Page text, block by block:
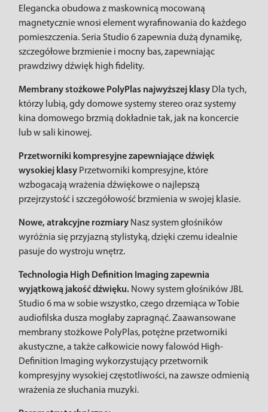
Elegancka obudowa z maskownicą mocowaną
magnetycznie wnosi element wyrafinowania do każdego
pomieszczenia. Seria Studio 6 zapewnia dużą dynamikę,
szczegółowe brzmienie i mocny bas, zapewniając
prawdziwy dźwięk high fidelity.
Membrany stożkowe PolyPlas najwyższej klasy Dla tych,
którzy lubią, gdy domowe systemy stereo oraz systemy
kina domowego brzmią dokładnie tak, jak na koncercie
lub w sali kinowej.
Przetworniki kompresyjne zapewniające dźwięk
wysokiej klasy Przetworniki kompresyjne, które
wzbogacają wrażenia dźwiękowe o najlepszą
przejrzystość i szczegółowość brzmienia w swojej klasie.
Nowe, atrakcyjne rozmiary Nasz system głośników
wyróżnia się przyjazną stylistyką, dzięki czemu idealnie
pasuje do wystroju wnętrz.
Technologia High Definition Imaging zapewnia
wyjątkową jakość dźwięku. Nowy system głośników JBL
Studio 6 ma w sobie wszystko, czego drzemiąca w Tobie
audiofilska dusza mogłaby zapragnąć. Zaawansowane
membrany stożkowe PolyPlas, potężne przetworniki
akustyczne, a także całkowicie nowy falowód High-
Definition Imaging wykorzystujący przetwornik
kompresyjny wysokiej częstotliwości, na zawsze odmienią
wrażenia ze słuchania muzyki.